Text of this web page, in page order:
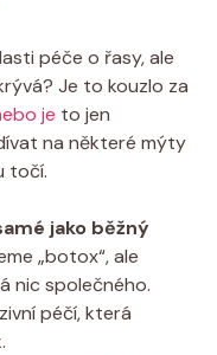
péče o řasy, ale
Je to kouzlo za
je to jen
na některé mýty
točí.
jako běžný
„botox“, ale
nic společného.
péčí, která